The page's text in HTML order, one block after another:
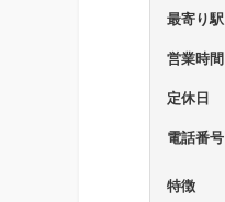
最寄り駅
営業時間
定休日
電話番号
特徴